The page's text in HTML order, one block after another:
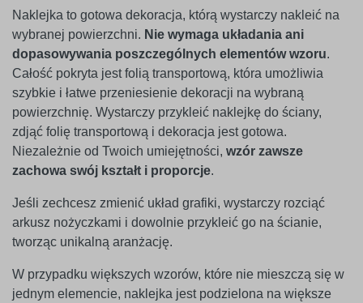
Naklejka to gotowa dekoracja, którą wystarczy nakleić na
wybranej powierzchni. Nie wymaga układania ani
dopasowywania poszczególnych elementów wzoru.
Całość pokryta jest folią transportową, która umożliwia
szybkie i łatwe przeniesienie dekoracji na wybraną
powierzchnię. Wystarczy przykleić naklejkę do ściany,
zdjąć folię transportową i dekoracja jest gotowa.
Niezależnie od Twoich umiejętności, wzór zawsze
zachowa swój kształt i proporcje.
Jeśli zechcesz zmienić układ grafiki, wystarczy rozciąć
arkusz nożyczkami i dowolnie przykleić go na ścianie,
tworząc unikalną aranżację.
W przypadku większych wzorów, które nie mieszczą się w
jednym elemencie, naklejka jest podzielona na większe